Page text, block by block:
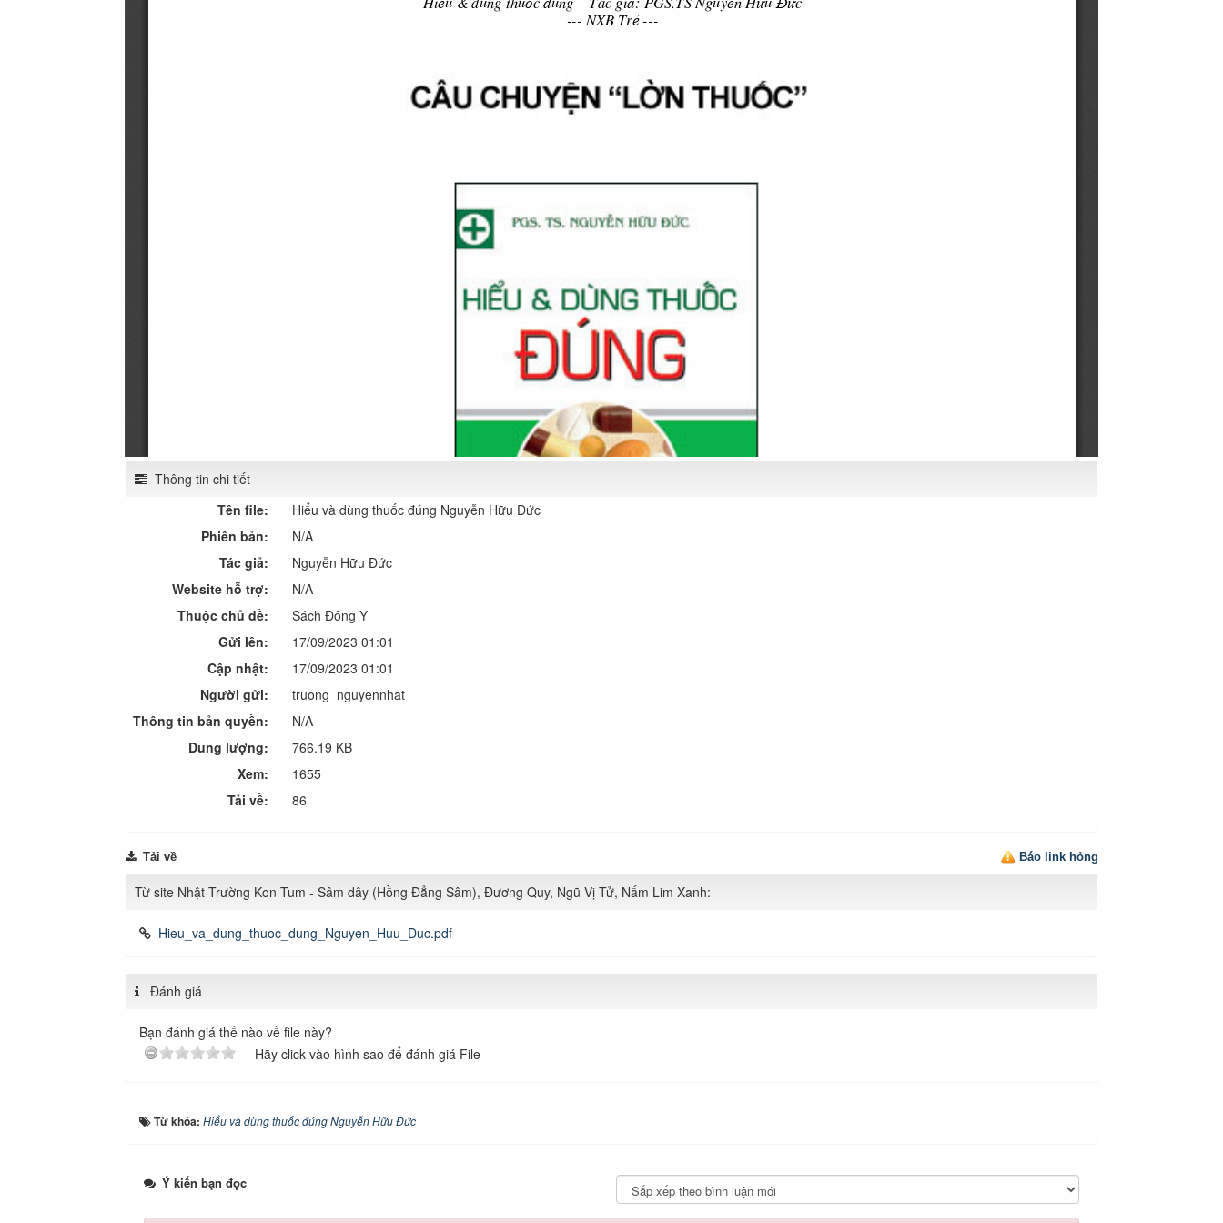
Thông tin chi tiết
Tên file:
Hiểu và dùng thuốc đúng Nguyễn Hữu Đức
Phiên bản:
N/A
Tác giả:
Nguyễn Hữu Đức
Website hỗ trợ:
N/A
Thuộc chủ đề:
Sách Đông Y
Gửi lên:
17/09/2023 01:01
Cập nhật:
17/09/2023 01:01
Người gửi:
truong_nguyennhat
Thông tin bản quyền:
N/A
Dung lượng:
766.19 KB
Xem:
1655
Tải về:
86
Báo link hỏng
Tải về
Từ site Nhật Trường Kon Tum - Sâm dây (Hồng Đẳng Sâm), Đương Quy, Ngũ Vị Tử, Nấm Lim Xanh:
Hieu_va_dung_thuoc_dung_Nguyen_Huu_Duc.pdf
Đánh giá
Bạn đánh giá thế nào về file này?
Hãy click vào hình sao để đánh giá File
Từ khóa: Hiểu và dùng thuốc đúng Nguyễn Hữu Đức
Ý kiến bạn đọc